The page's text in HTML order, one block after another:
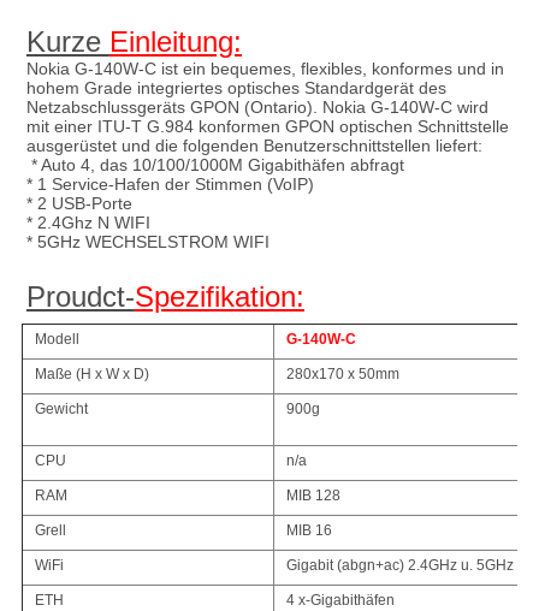
Kurze Einleitung:
Nokia G-140W-C ist ein bequemes, flexibles, konformes und in
hohem Grade integriertes optisches Standardgerät des
Netzabschlussgeräts GPON (Ontario). Nokia G-140W-C wird
mit einer ITU-T G.984 konformen GPON optischen Schnittstelle
ausgerüstet und die folgenden Benutzerschnittstellen liefert:
* Auto 4, das 10/100/1000M Gigabithäfen abfragt
* 1 Service-Hafen der Stimmen (VoIP)
* 2 USB-Porte
* 2.4Ghz N WIFI
* 5GHz WECHSELSTROM WIFI
Proudct-Spezifikation:
Modell G-140W-C
Maße (H x W x D) 280x170 x 50mm
Gewicht 900g
CPU n/a
RAM MIB 128
Grell MIB 16
WiFi Gigabit (abgn+ac) 2.4GHz u. 5GHz
ETH 4 x-Gigabithäfen